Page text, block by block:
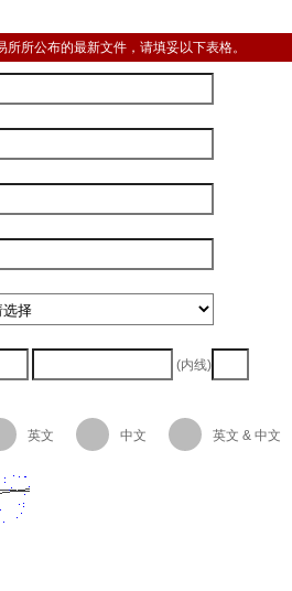
所公布的最新文件，请填妥以下表格。
(内线)
英文 中文 英文 & 中文